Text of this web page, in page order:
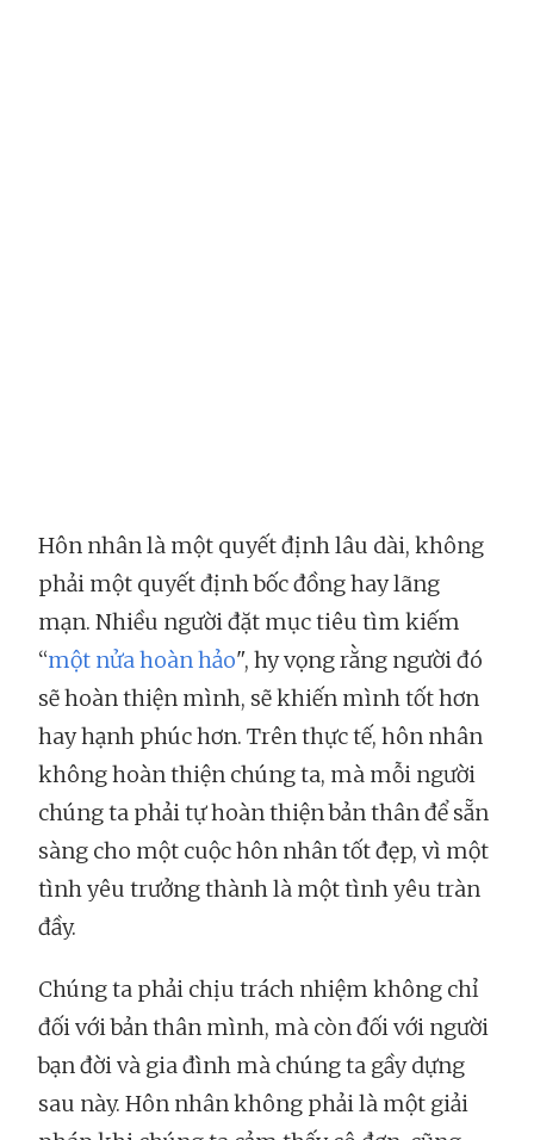
Hôn nhân là một quyết định lâu dài, không
phải một quyết định bốc đồng hay lãng
mạn. Nhiều người đặt mục tiêu tìm kiếm
“một nửa hoàn hảo", hy vọng rằng người đó
sẽ hoàn thiện mình, sẽ khiến mình tốt hơn
hay hạnh phúc hơn. Trên thực tế, hôn nhân
không hoàn thiện chúng ta, mà mỗi người
chúng ta phải tự hoàn thiện bản thân để sẵn
sàng cho một cuộc hôn nhân tốt đẹp, vì một
tình yêu trưởng thành là một tình yêu tràn
đầy.
Chúng ta phải chịu trách nhiệm không chỉ
đối với bản thân mình, mà còn đối với người
bạn đời và gia đình mà chúng ta gầy dựng
sau này. Hôn nhân không phải là một giải